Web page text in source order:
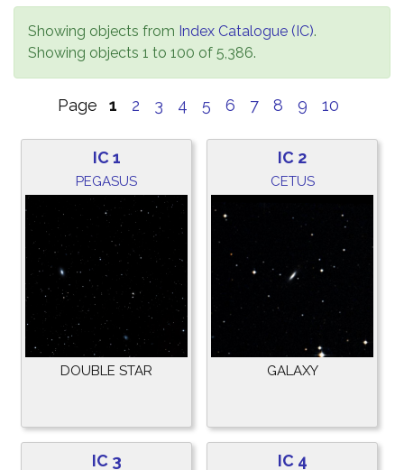
Showing objects from Index Catalogue (IC).
Showing objects 1 to 100 of 5,386.
Page 1 2 3 4 5 6 7 8 9 10
IC 1
PEGASUS
DOUBLE STAR
IC 2
CETUS
GALAXY
IC 3 IC 4